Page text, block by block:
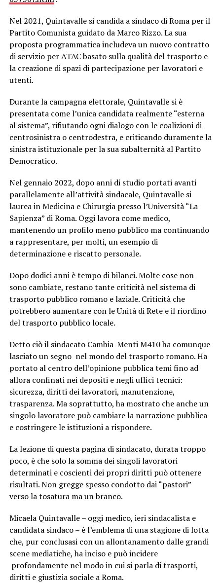
Nel 2021, Quintavalle si candida a sindaco di Roma per il
Partito Comunista guidato da Marco Rizzo. La sua
proposta programmatica includeva un nuovo contratto
di servizio per ATAC basato sulla qualità del trasporto e
la creazione di spazi di partecipazione per lavoratori e
utenti.
Durante la campagna elettorale, Quintavalle si è
presentata come l’unica candidata realmente “esterna
al sistema”, rifiutando ogni dialogo con le coalizioni di
centrosinistra o centrodestra, e criticando duramente la
sinistra istituzionale per la sua subalternità al Partito
Democratico.
Nel gennaio 2022, dopo anni di studio portati avanti
parallelamente all’attività sindacale, Quintavalle si
laurea in Medicina e Chirurgia presso l’Università “La
Sapienza” di Roma. Oggi lavora come medico,
mantenendo un profilo meno pubblico ma continuando
a rappresentare, per molti, un esempio di
determinazione e riscatto personale.
Dopo dodici anni è tempo di bilanci. Molte cose non
sono cambiate, restano tante criticità nel sistema di
trasporto pubblico romano e laziale. Criticità che
potrebbero aumentare con le Unità di Rete e il riordino
del trasporto pubblico locale.
Detto ciò il sindacato Cambia-Menti M410 ha comunque
lasciato un segno nel mondo del trasporto romano. Ha
portato al centro dell’opinione pubblica temi fino ad
allora confinati nei depositi e negli uffici tecnici:
sicurezza, diritti dei lavoratori, manutenzione,
trasparenza. Ma soprattutto, ha mostrato che anche un
singolo lavoratore può cambiare la narrazione pubblica
e costringere le istituzioni a rispondere.
La lezione di questa pagina di sindacato, durata troppo
poco, è che solo la somma dei singoli lavoratori
determinati e coscienti dei propri diritti può ottenere
risultati. Non gregge spesso condotto dai “pastori”
verso la tosatura ma un branco.
Micaela Quintavalle – oggi medico, ieri sindacalista e
candidata sindaco – è l’emblema di una stagione di lotta
che, pur conclusasi con un allontanamento dalle grandi
scene mediatiche, ha inciso e può incidere
profondamente nel modo in cui si parla di trasporti,
diritti e giustizia sociale a Roma.